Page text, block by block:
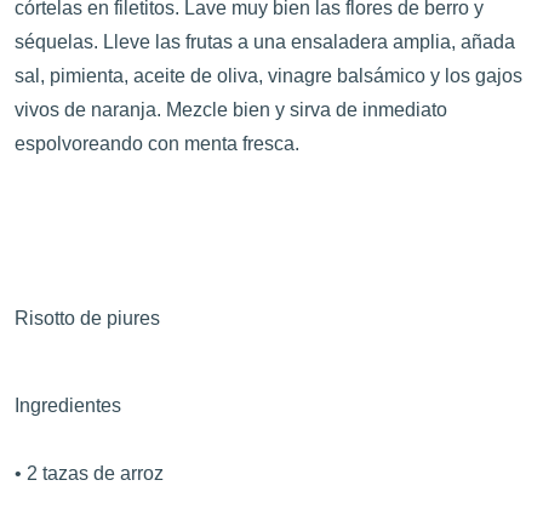
córtelas en filetitos. Lave muy bien las flores de berro y
séquelas. Lleve las frutas a una ensaladera amplia, añada
sal, pimienta, aceite de oliva, vinagre balsámico y los gajos
vivos de naranja. Mezcle bien y sirva de inmediato
espolvoreando con menta fresca.
Risotto de piures
Ingredientes
• 2 tazas de arroz